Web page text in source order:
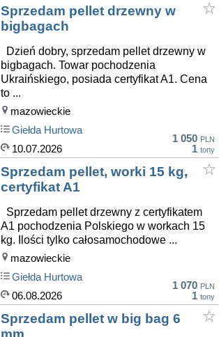
Sprzedam pellet drzewny w
bigbagach
Dzień dobry, sprzedam pellet drzewny w
bigbagach. Towar pochodzenia
Ukraińskiego, posiada certyfikat A1. Cena
to ...
mazowieckie
Giełda Hurtowa
10.07.2026
1 050 PLN
1 tony
Sprzedam pellet, worki 15 kg,
certyfikat A1
Sprzedam pellet drzewny z certyfikatem
A1 pochodzenia Polskiego w workach 15
kg. Ilości tylko całosamochodowe ...
mazowieckie
Giełda Hurtowa
06.08.2026
1 070 PLN
1 tony
Sprzedam pellet w big bag 6
mm